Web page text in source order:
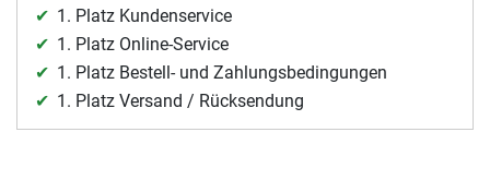
1. Platz Kundenservice
1. Platz Online-Service
1. Platz Bestell- und Zahlungsbedingungen
1. Platz Versand / Rücksendung